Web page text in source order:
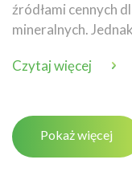
źródłami cennych
mineralnych.
Czytaj więcej
Pokaż więcej